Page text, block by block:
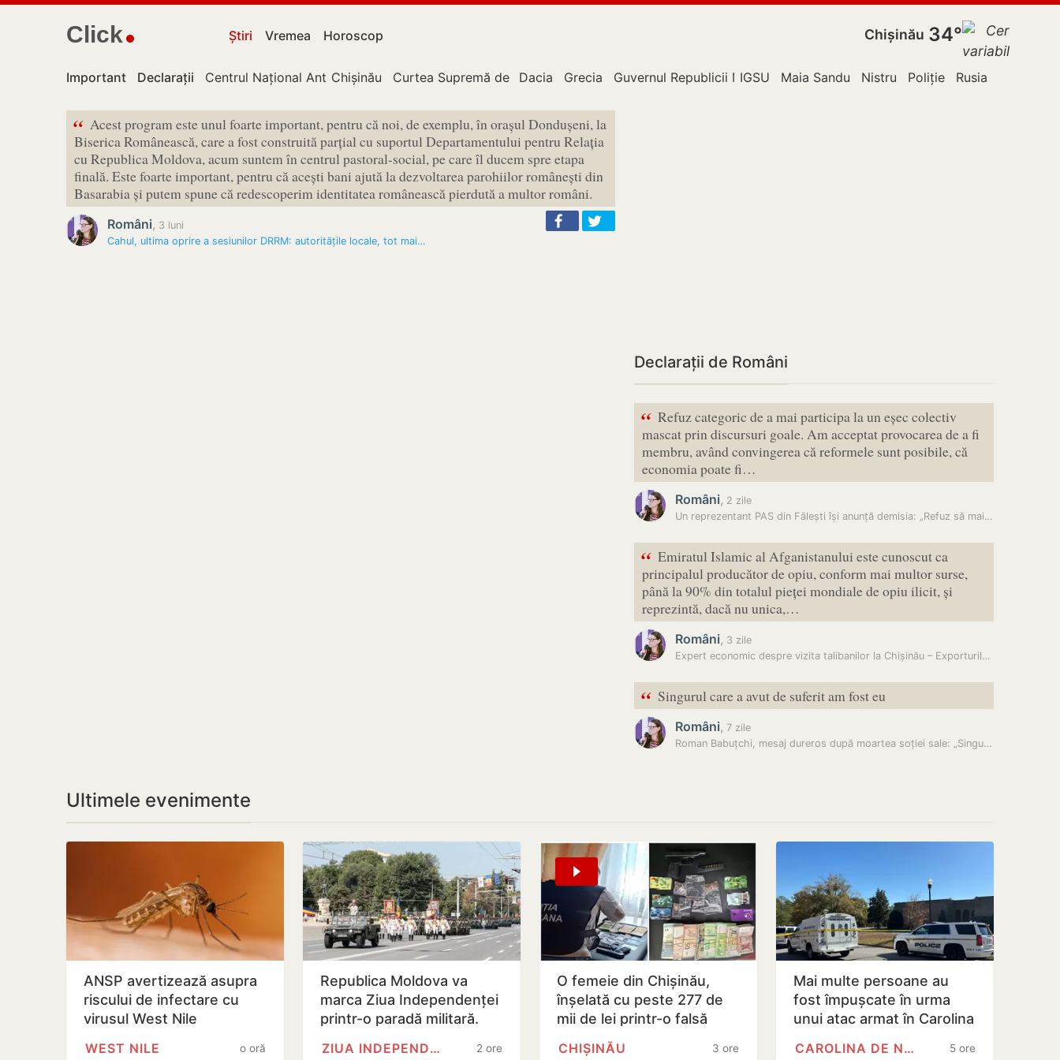
Click Știri Vremea Horoscop Chișinău 34°
Important Declarații Centrul Național Anticorupție
Chișinău Curtea Supremă de Justiție
Dacia Grecia Guvernul Republicii Moldova
IGSU Maia Sandu Nistru Poliție Rusia
“ Acest program este unul foarte important, pentru că noi, de exemplu, în orașul Dondușeni, la
Biserica Românească, care a fost construită parțial cu suportul Departamentului pentru Relația
cu Republica Moldova, acum suntem în centrul pastoral-social, pe care îl ducem spre etapa
finală. Este foarte important, pentru că acești bani ajută la dezvoltarea parohiilor românești din
Basarabia și putem spune că redescoperim identitatea românească pierdută a multor români.
Români, 3 luni
Cahul, ultima oprire a sesiunilor DRRM: autoritățile locale, tot mai…
Declarații de Români
“ Refuz categoric de a mai participa la un eșec colectiv
mascat prin discursuri goale. Am acceptat provocarea de a fi
membru, având convingerea că reformele sunt posibile, că
economia poate fi…
Români, 2 zile
Un reprezentant PAS din Fălești își anunță demisia: „Refuz să mai fiu…
“ Emiratul Islamic al Afganistanului este cunoscut ca
principalul producător de opiu, conform mai multor surse,
până la 90% din totalul pieței mondiale de opiu ilicit, și
reprezintă, dacă nu unica,…
Români, 3 zile
Expert economic despre vizita talibanilor la Chișinău – Exporturile…
“ Singurul care a avut de suferit am fost eu
Români, 7 zile
Roman Babuțchi, mesaj dureros după moartea soției sale: „Singurul care…
Ultimele evenimente
ANSP avertizează asupra
riscului de infectare cu
virusul West Nile
o oră
WEST NILE
Republica Moldova va
marca Ziua Independenței
printr-o paradă militară.
decretul
2 ore
ZIUA INDEPENDENȚEI
O femeie din Chișinău,
înșelată cu peste 277 de
mii de lei printr-o falsă
platformă de investiții…
3 ore
CHIȘINĂU
Mai multe persoane au
fost împușcate în urma
unui atac armat în Carolina
5 ore
CAROLINA DE NORD